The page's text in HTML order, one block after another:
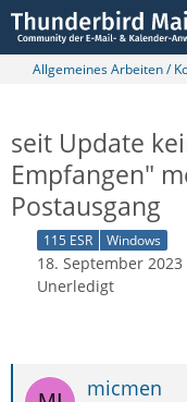
Allgemeines Arbeiten /
seit Update
Empfangen"
Postausgang
115 ESR Windows
18. September
Unerledigt
micmen